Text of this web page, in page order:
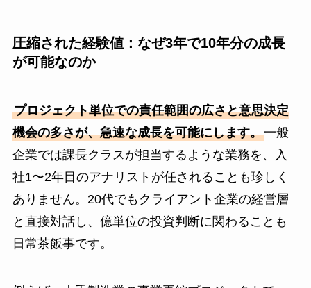
圧縮された経験値：なぜ3年で10年分の成長
が可能なのか
プロジェクト単位での責任範囲の広さと意思決定
機会の多さが、急速な成長を可能にします。一般
企業では課長クラスが担当するような業務を、入
社1〜2年目のアナリストが任されることも珍しく
ありません。20代でもクライアント企業の経営層
と直接対話し、億単位の投資判断に関わることも
日常茶飯事です。